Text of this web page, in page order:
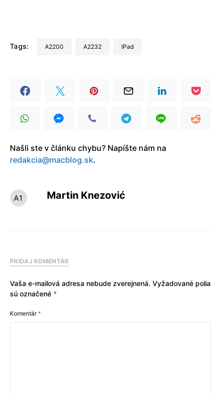
Tags: A2200 A2232 iPad
Našli ste v článku chybu? Napíšte nám na
redakcia@macblog.sk.
Martin Knezović
PRIDAJ KOMENTÁR
Vaša e-mailová adresa nebude zverejnená. Vyžadované polia
sú označené *
Komentár*